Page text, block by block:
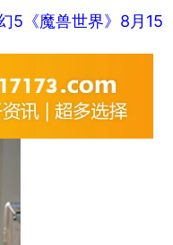
5《魔兽世界》8月15